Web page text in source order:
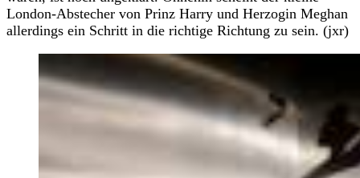
London-Abstecher von Prinz Harry und Herzogin Meghan
allerdings ein Schritt in die richtige Richtung zu sein. (jxr)